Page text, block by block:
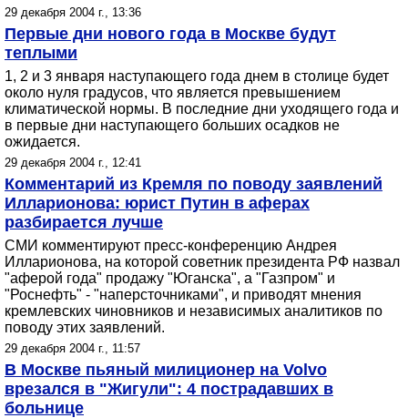
29 декабря 2004 г., 13:36
Первые дни нового года в Москве будут
теплыми
1, 2 и 3 января наступающего года днем в столице будет
около нуля градусов, что является превышением
климатической нормы. В последние дни уходящего года и
в первые дни наступающего больших осадков не
ожидается.
29 декабря 2004 г., 12:41
Комментарий из Кремля по поводу заявлений
Илларионова: юрист Путин в аферах
разбирается лучше
СМИ комментируют пресс-конференцию Андрея
Илларионова, на которой советник президента РФ назвал
"аферой года" продажу "Юганска", а "Газпром" и
"Роснефть" - "наперсточниками", и приводят мнения
кремлевских чиновников и независимых аналитиков по
поводу этих заявлений.
29 декабря 2004 г., 11:57
В Москве пьяный милиционер на Volvo
врезался в "Жигули": 4 пострадавших в
больнице